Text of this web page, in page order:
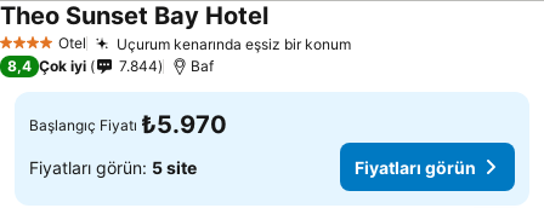
4 Yıldız Otel Uçurum kenarında eşsiz bir konumFiyatları görün
Theo Sunset Bay HotelFiyatları görün
8,4 Çok iyi 7.844 Baf
Başlangıç Fiyatı ₺5.970
Fiyatları görün: 5 site Fiyatları görün